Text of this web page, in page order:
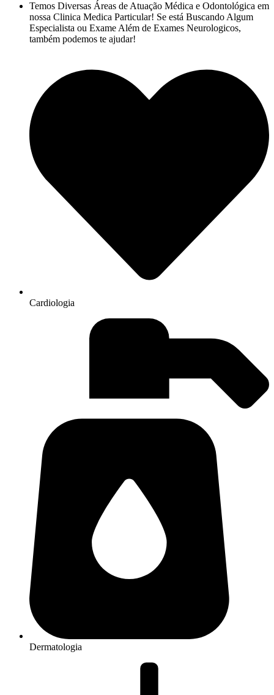
Temos Diversas Áreas de Atuação Médica e Odontológica em
nossa Clinica Medica Particular! Se está Buscando Algum
Especialista ou Exame Além de Exames Neurologicos,
também podemos te ajudar!
Cardiologia
Dermatologia